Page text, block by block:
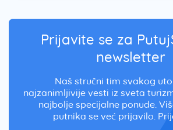
Prijavite se za
newsletter
Naš stručni tim svakog
najzanimljivije vesti iz sveta
najbolje specijalne ponude.
putnika se već prijavilo.